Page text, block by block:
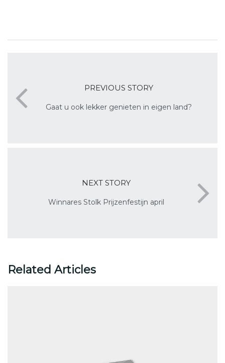
PREVIOUS STORY
Gaat u ook lekker genieten in eigen land?
NEXT STORY
Winnares Stolk Prijzenfestijn april
Related Articles